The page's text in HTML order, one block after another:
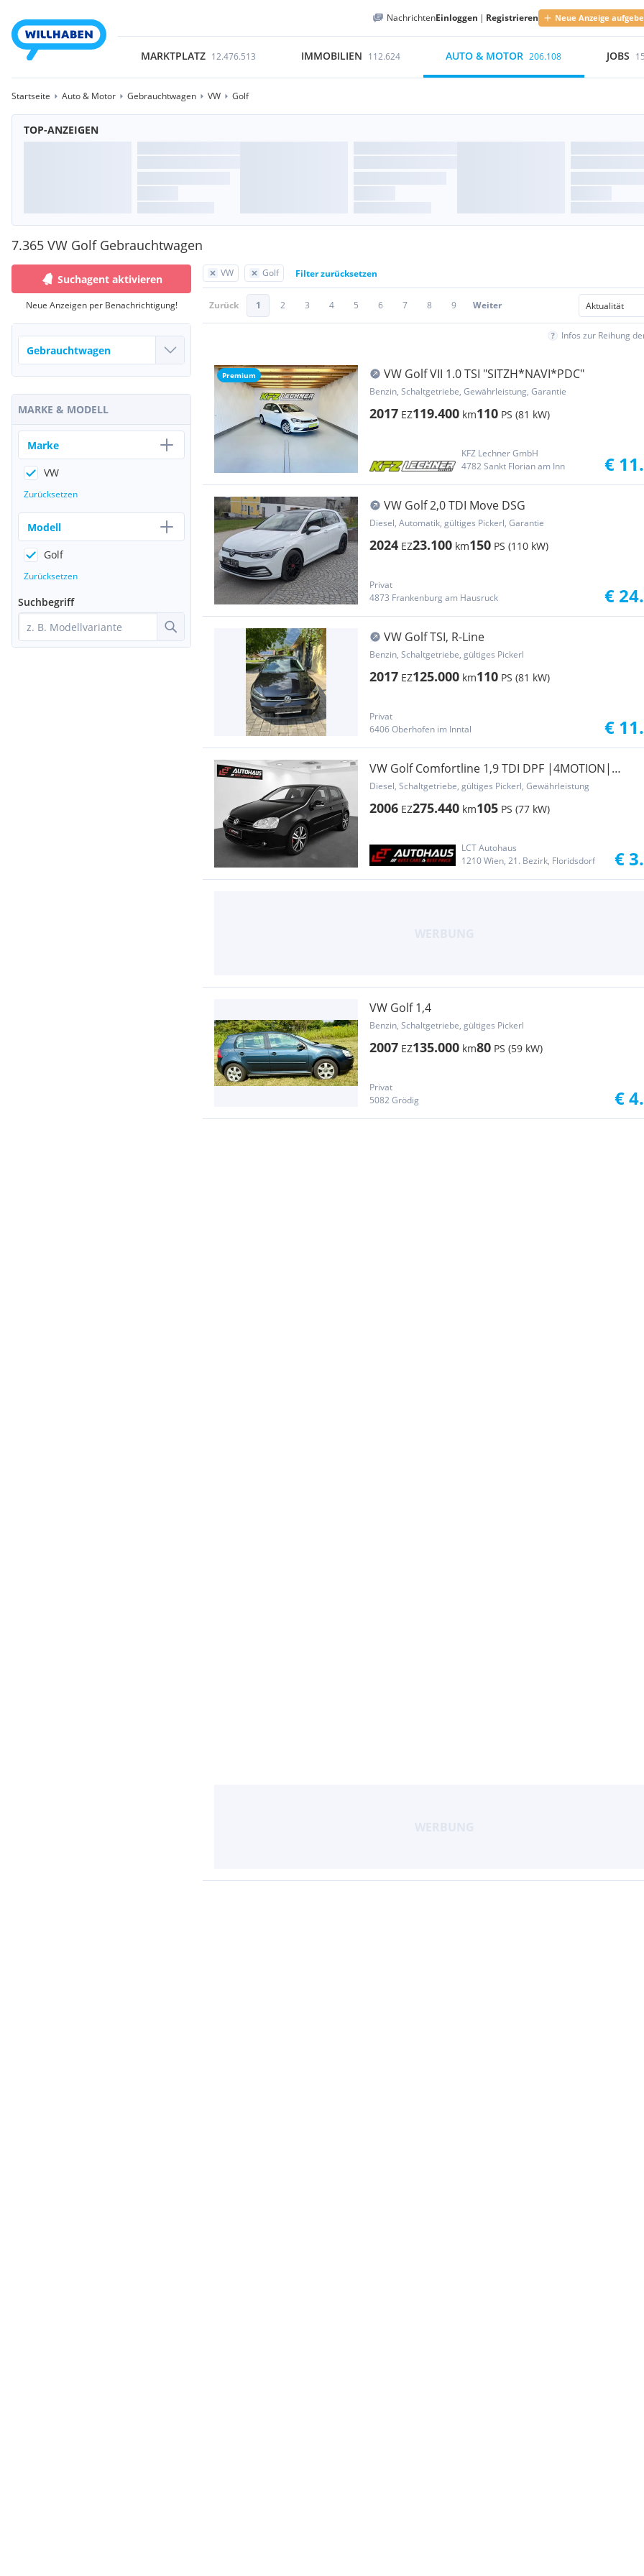
NachrichtenEinloggen | Registrieren Neue Anzeige
MARKTPLATZ 12.476.513 IMMOBILIEN 112.624 AUTO & MOTOR 206.108 JOBS
Startseite Auto & Motor Gebrauchtwagen VW Golf
TOP-ANZEIGEN
7.365 VW Golf Gebrauchtwagen
VW Golf Filter zurücksetzen
Zurück 1 2 3 4 5 6 7 8 9 Weiter
Infos zur Reihung
Premium VW Golf VII 1.0 TSI "SITZH*NAVI*PDC"
Benzin, Schaltgetriebe, Gewährleistung, Garantie
2017 EZ119.400 km110 PS (81 kW)
KFZ Lechner GmbH
4782 Sankt Florian am Inn
€
VW Golf 2,0 TDI Move DSG
Diesel, Automatik, gültiges Pickerl, Garantie
2024 EZ23.100 km150 PS (110 kW)
Privat
4873 Frankenburg am Hausruck
€
VW Golf TSI, R-Line
Benzin, Schaltgetriebe, gültiges Pickerl
2017 EZ125.000 km110 PS (81 kW)
Privat
6406 Oberhofen im Inntal
€
VW Golf Comfortline 1,9 TDI DPF |4MOTION|
PICKERL ...
Diesel, Schaltgetriebe, gültiges Pickerl, Gewährleistung
2006 EZ275.440 km105 PS (77 kW)
LCT Autohaus
1210 Wien, 21. Bezirk, Floridsdorf
€
VW Golf 1,4
Benzin, Schaltgetriebe, gültiges Pickerl
2007 EZ135.000 km80 PS (59 kW)
Privat
5082 Grödig
€
Suchagent aktivieren
Neue Anzeigen per Benachrichtigung!
MARKE & MODELL
Marke
VW
Zurücksetzen
Modell
Golf
Zurücksetzen
Suchbegriff